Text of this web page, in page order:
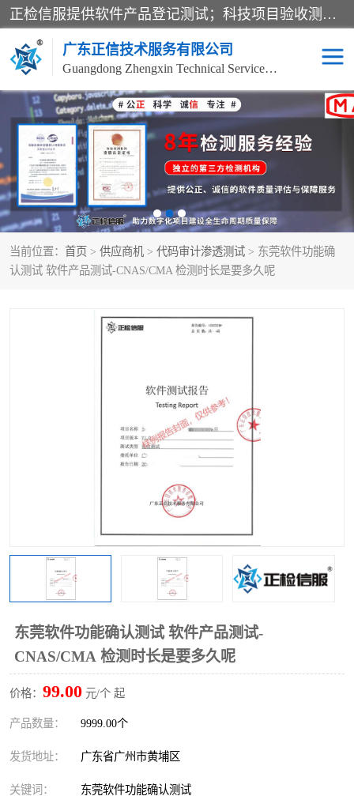
正检信服提供软件产品登记测试；科技项目验收测试；产品确认测试；功能测试；性能测试；安全测试；代码审计测试；漏洞扫描测试；渗透测试；风险评估测试；信息安全等级保护测评；双软认定；实验室建设质量体系建设；软件着作权、软件评测等服务。
广东正信技术服务有限公司
Guangdong Zhengxin Technical Service Co., Ltd
当前位置： 首页 > 供应商机 > 代码审计渗透测试 > 东莞软件功能确
认测试 软件产品测试-CNAS/CMA 检测时长是要多久呢
东莞软件功能确认测试 软件产品测试-
CNAS/CMA 检测时长是要多久呢
价格： 99.00 元/个 起
产品数量： 9999.00个
发货地址： 广东省广州市黄埔区
关键词： 东莞软件功能确认测试
电子政务验收测评 数字信息化验收测评
应用软件系统测试 信息系统漏洞扫描
科技成果鉴定测试 软件产品登记测试
信息安全风险评估 系统性能效率测试